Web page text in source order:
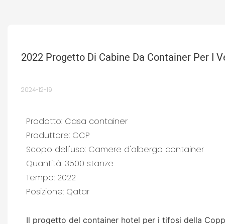
2022 Progetto Di Cabine Da Container Per I
2024-12-19
Prodotto: Casa container
Produttore: CCP
Scopo dell'uso: Camere d'albergo container
Quantità: 3500 stanze
Tempo: 2022
Posizione: Qatar
Il progetto del container hotel per i tifosi della